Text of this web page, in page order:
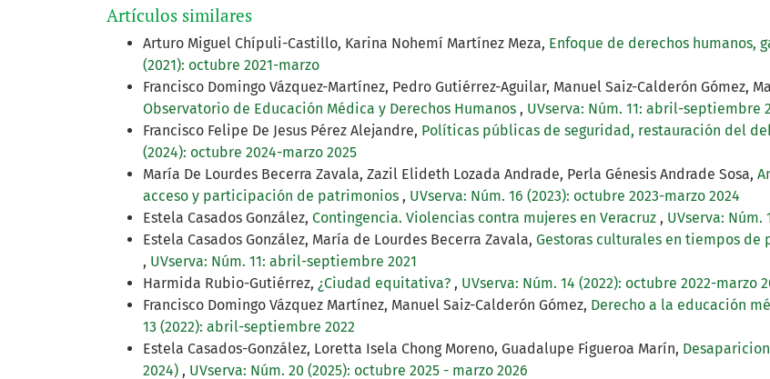
Artículos similares
Arturo Miguel Chípuli-Castillo, Karina Nohemí Martínez Meza, Enfoque de derechos humanos,
(2021): octubre 2021-marzo
Francisco Domingo Vázquez-Martínez, Pedro Gutiérrez-Aguilar, Manuel Saiz-Calderón Gómez,
Observatorio de Educación Médica y Derechos Humanos , UVserva: Núm. 11: abril-septiembre
Francisco Felipe De Jesus Pérez Alejandre, Políticas públicas de seguridad, restauración del
(2024): octubre 2024-marzo 2025
María De Lourdes Becerra Zavala, Zazil Elideth Lozada Andrade, Perla Génesis Andrade Sosa,
acceso y participación de patrimonios , UVserva: Núm. 16 (2023): octubre 2023-marzo 2024
Estela Casados González, Contingencia. Violencias contra mujeres en Veracruz , UVserva:
Estela Casados González, María de Lourdes Becerra Zavala, Gestoras culturales en tiempos
, UVserva: Núm. 11: abril-septiembre 2021
Harmida Rubio-Gutiérrez, ¿Ciudad equitativa? , UVserva: Núm. 14 (2022): octubre 2022-marzo
Francisco Domingo Vázquez Martínez, Manuel Saiz-Calderón Gómez, Derecho a la educación
13 (2022): abril-septiembre 2022
Estela Casados-González, Loretta Isela Chong Moreno, Guadalupe Figueroa Marín,
2024) , UVserva: Núm. 20 (2025): octubre 2025 - marzo 2026